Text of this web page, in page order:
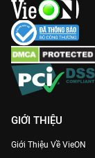
GIỚI THIỆU
Giới Thiệu Về VieON